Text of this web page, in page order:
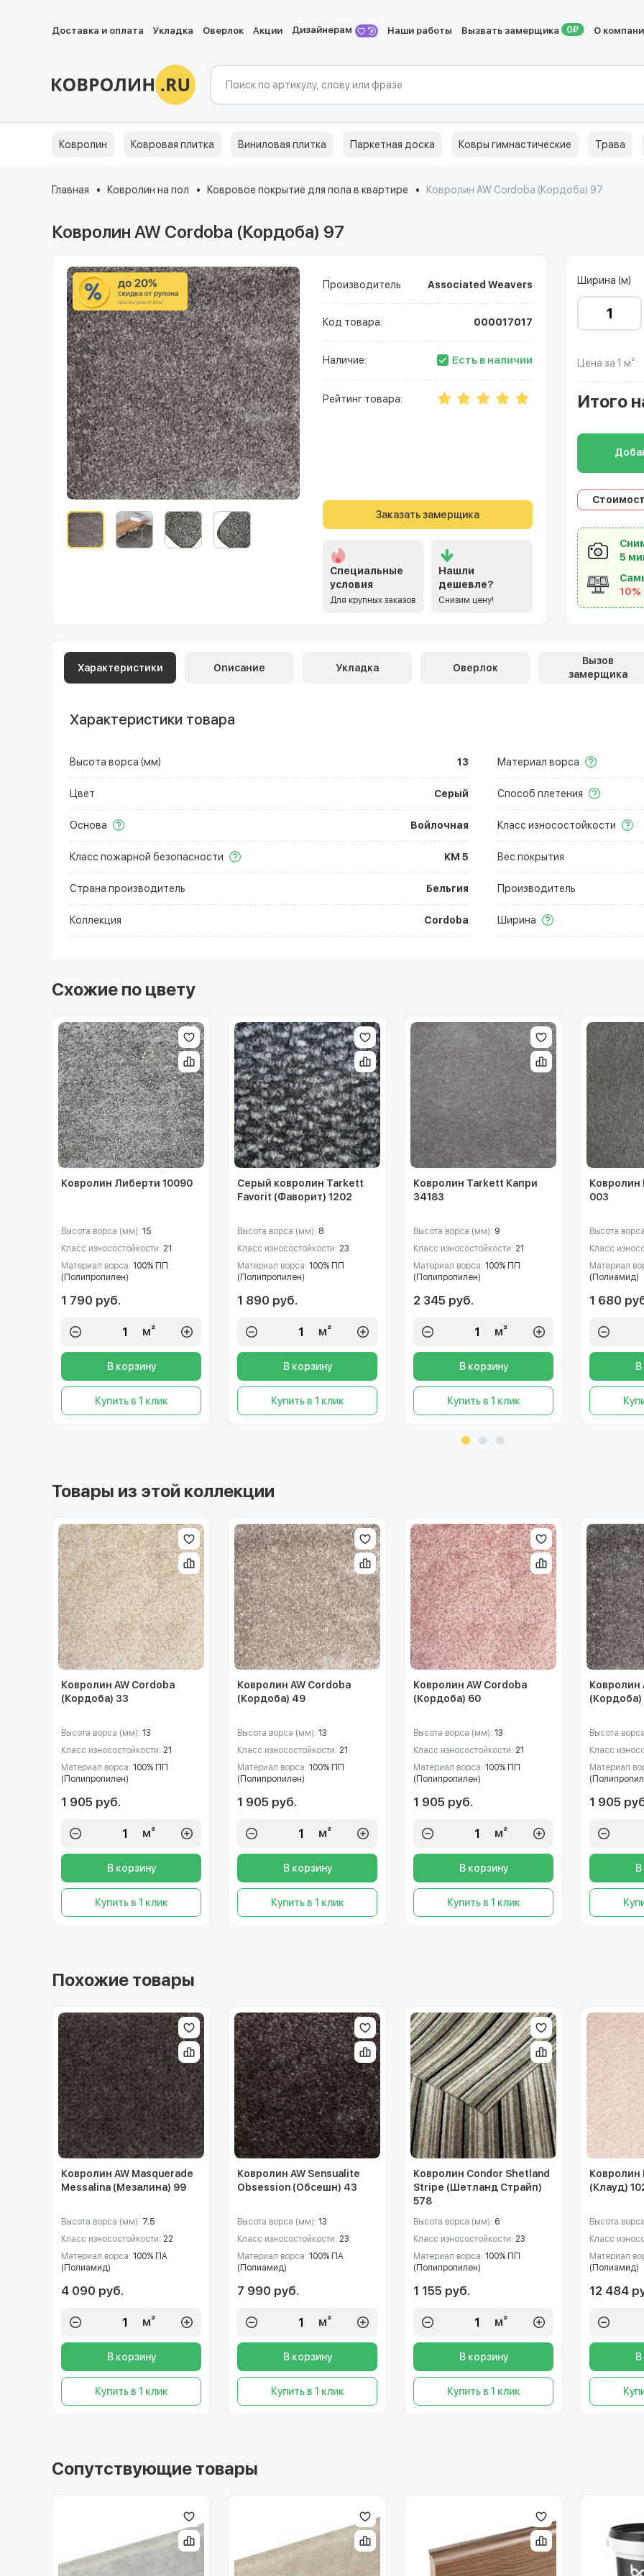
Доставка и оплата Укладка Оверлок Акции Дизайнерам Наши работы Вызвать замерщика О
Ковролин Ковровая плитка Виниловая плитка Паркетная доска Ковры гимнастические Трава
Главная Ковролин на пол Ковровое покрытие для пола в квартире Ковролин AW Cordoba (Кордоба) 97
Ковролин AW Cordoba (Кордоба) 97
Производитель Associated Weavers
Код товара: 000017017
Наличие: Есть в наличии
Рейтинг товара:
Заказать замерщика
Специальные
условия
Для крупных заказов
Нашли
дешевле?
Снизим цену!
Ширина (м)
Цена за 1 м² :
Итого
5
10%
Характеристики Описание Укладка Оверлок
Вызов
замерщика
Характеристики товара
Высота ворса (мм) 13 Материал ворса
Цвет Серый Способ плетения
Основа Войлочная Класс износостойкости
Класс пожарной безопасности КМ 5 Вес покрытия
Страна производитель Бельгия Производитель
Коллекция Cordoba Ширина
Схожие по цвету
Ковролин Либерти 10090
Высота ворса (мм): 15
Класс износостойкости: 21
Материал ворса: 100% ПП
(Полипропилен)
1 790 руб.
м²
В корзину
Купить в 1 клик
Серый ковролин Tarkett
Favorit (Фаворит) 1202
Высота ворса (мм): 8
Класс износостойкости: 23
Материал ворса: 100% ПП
(Полипропилен)
1 890 руб.
м²
В корзину
Купить в 1 клик
Ковролин Tarkett Капри
34183
Высота ворса (мм): 9
Класс износостойкости: 21
Материал ворса: 100% ПП
(Полипропилен)
2 345 руб.
м²
В корзину
Купить в 1 клик
Ковролин
003
Высота
Класс
Материал
(Полиамид)
1 680
Товары из этой коллекции
Ковролин AW Cordoba
(Кордоба) 33
Высота ворса (мм): 13
Класс износостойкости: 21
Материал ворса: 100% ПП
(Полипропилен)
1 905 руб.
м²
В корзину
Купить в 1 клик
Ковролин AW Cordoba
(Кордоба) 49
Высота ворса (мм): 13
Класс износостойкости: 21
Материал ворса: 100% ПП
(Полипропилен)
1 905 руб.
м²
В корзину
Купить в 1 клик
Ковролин AW Cordoba
(Кордоба) 60
Высота ворса (мм): 13
Класс износостойкости: 21
Материал ворса: 100% ПП
(Полипропилен)
1 905 руб.
м²
В корзину
Купить в 1 клик
Ковролин
(Кордоба)
Высота
Класс
Материал
1 905
Похожие товары
Ковролин AW Masquerade
Messalina (Мезалина) 99
Высота ворса (мм): 7.5
Класс износостойкости: 22
Материал ворса: 100% ПА
(Полиамид)
4 090 руб.
м²
В корзину
Купить в 1 клик
Ковролин AW Sensualite
Obsession (Обсешн) 43
Высота ворса (мм): 13
Класс износостойкости: 23
Материал ворса: 100% ПА
(Полиамид)
7 990 руб.
м²
В корзину
Купить в 1 клик
Ковролин Condor Shetland
Stripe (Шетланд Страйп)
578
Высота ворса (мм): 6
Класс износостойкости: 23
Материал ворса: 100% ПП
(Полипропилен)
1 155 руб.
м²
В корзину
Купить в 1 клик
Ковролин
(Клауд)
Высота
Класс
Материал
(Полиамид)
12 484
Сопутствующие товары